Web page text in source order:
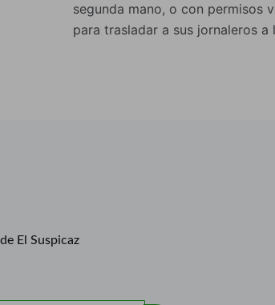
segunda mano, o con permisos
para trasladar a sus jornaleros a
El Suspicaz